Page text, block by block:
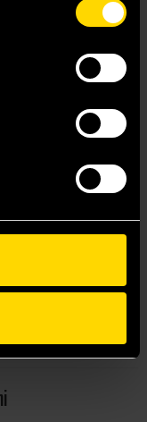
Don't Toy With Me, Miss Nagatoro, volume 6